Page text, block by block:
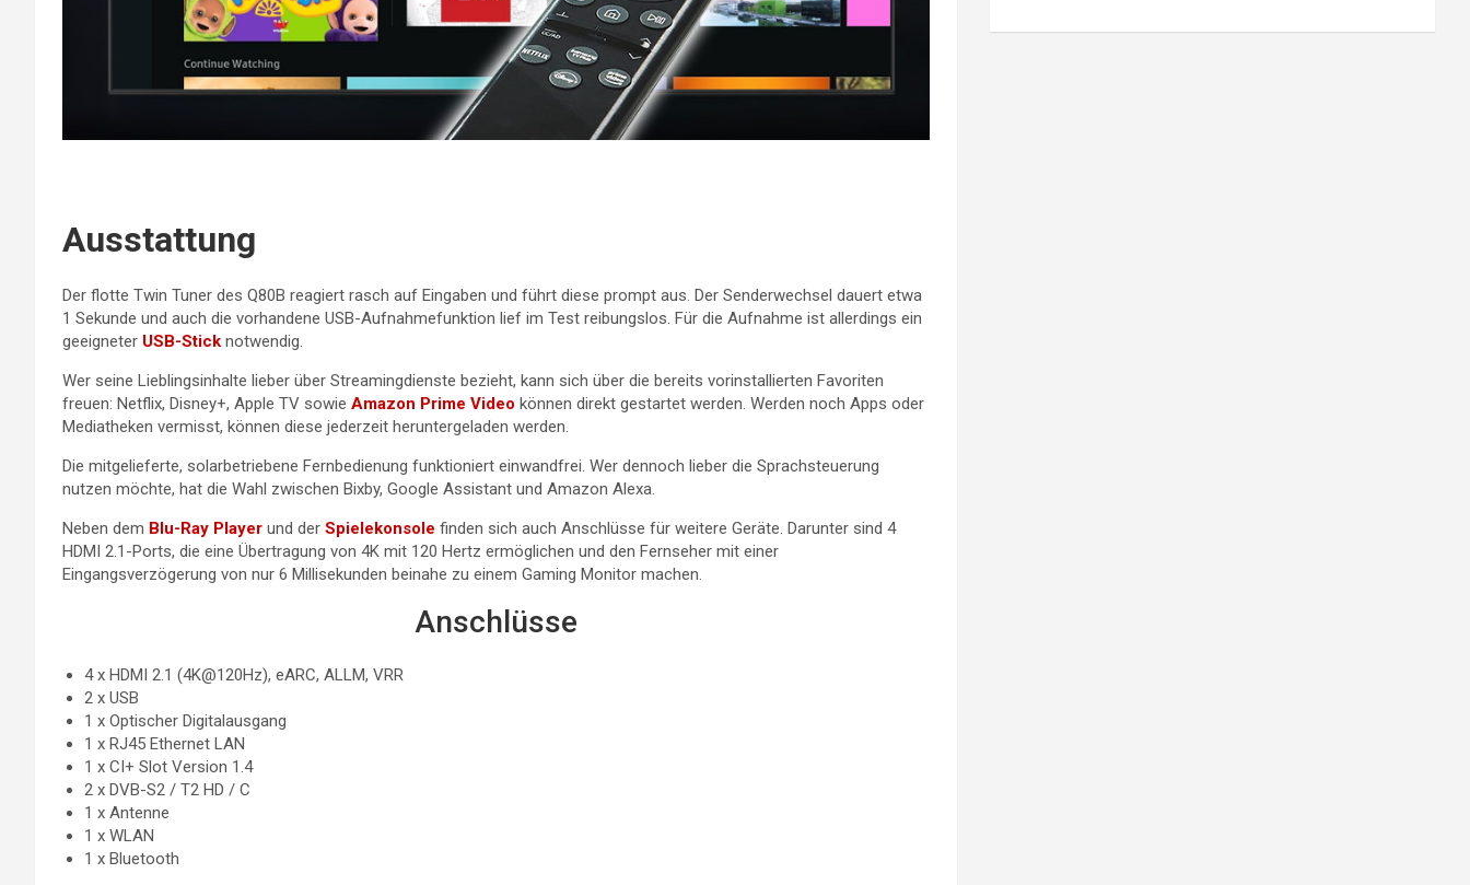
Ausstattung
Der flotte Twin Tuner des Q80B reagiert rasch auf Eingaben und führt diese prompt aus. Der Senderwechsel dauert etwa
1 Sekunde und auch die vorhandene USB-Aufnahmefunktion lief im Test reibungslos. Für die Aufnahme ist allerdings ein
geeigneter USB-Stick notwendig.
Wer seine Lieblingsinhalte lieber über Streamingdienste bezieht, kann sich über die bereits vorinstallierten Favoriten
freuen: Netflix, Disney+, Apple TV sowie Amazon Prime Video können direkt gestartet werden. Werden noch Apps oder
Mediatheken vermisst, können diese jederzeit heruntergeladen werden.
Die mitgelieferte, solarbetriebene Fernbedienung funktioniert einwandfrei. Wer dennoch lieber die Sprachsteuerung
nutzen möchte, hat die Wahl zwischen Bixby, Google Assistant und Amazon Alexa.
Neben dem Blu-Ray Player und der Spielekonsole finden sich auch Anschlüsse für weitere Geräte. Darunter sind 4
HDMI 2.1-Ports, die eine Übertragung von 4K mit 120 Hertz ermöglichen und den Fernseher mit einer
Eingangsverzögerung von nur 6 Millisekunden beinahe zu einem Gaming Monitor machen.
Anschlüsse
4 x HDMI 2.1 (4K@120Hz), eARC, ALLM, VRR
2 x USB
1 x Optischer Digitalausgang
1 x RJ45 Ethernet LAN
1 x CI+ Slot Version 1.4
2 x DVB-S2 / T2 HD / C
1 x Antenne
1 x WLAN
1 x Bluetooth